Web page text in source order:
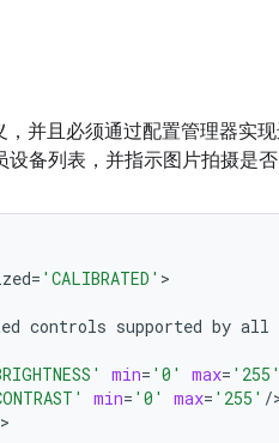
并且必须通过配置管理器实
备列表，并指示图片拍摄是否
= 'CALIBRATED'
controls supported by all
min= '0' max= '255'
min= '0' max= '255' /
>